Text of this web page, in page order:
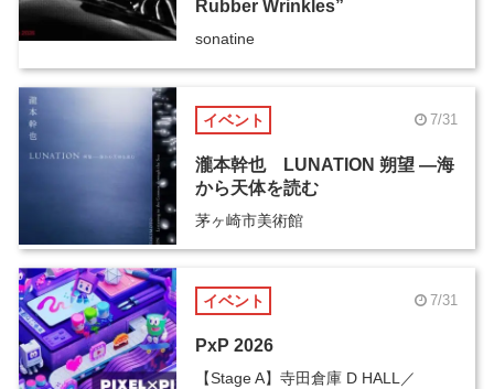
Rubber Wrinkles”
sonatine
イベント 7/31
瀧本幹也 LUNATION 朔望 ―海
から天体を読む
茅ヶ崎市美術館
イベント 7/31
PxP 2026
【Stage A】寺田倉庫 D HALL／